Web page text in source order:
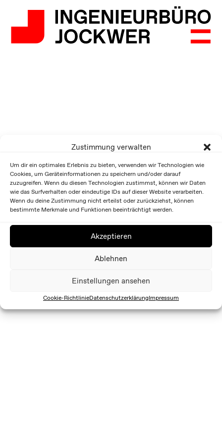
Zustimmung verwalten
Um dir ein optimales Erlebnis zu bieten, verwenden wir Technologien wie
Cookies, um Geräteinformationen zu speichern und/oder darauf
zuzugreifen. Wenn du diesen Technologien zustimmst, können wir Daten
wie das Surfverhalten oder eindeutige IDs auf dieser Website verarbeiten.
Wenn du deine Zustimmung nicht erteilst oder zurückziehst, können
bestimmte Merkmale und Funktionen beeinträchtigt werden.
Akzeptieren
Ablehnen
Einstellungen ansehen
Cookie-RichtlinieDatenschutzerklärungImpressum